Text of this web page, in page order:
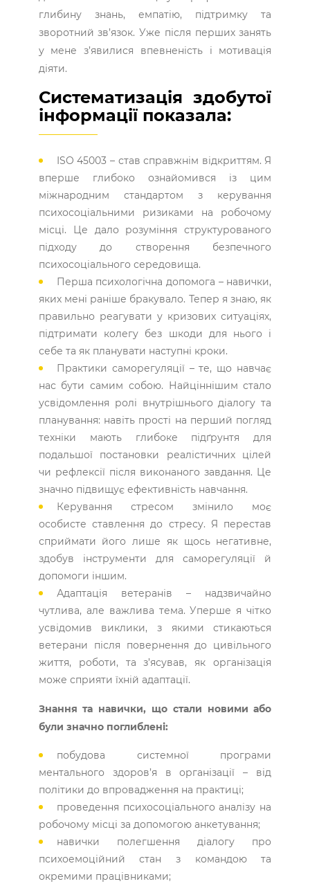
глибину знань, емпатію, підтримку та
зворотний зв’язок. Уже після перших занять
у мене з’явилися впевненість і мотивація
діяти.
Систематизація здобутої
інформації показала:
ISO 45003 – став справжнім відкриттям. Я
вперше глибоко ознайомився із цим
міжнародним стандартом з керування
психосоціальними ризиками на робочому
місці. Це дало розуміння структурованого
підходу до створення безпечного
психосоціального середовища.
Перша психологічна допомога – навички,
яких мені раніше бракувало. Тепер я знаю, як
правильно реагувати у кризових ситуаціях,
підтримати колегу без шкоди для нього і
себе та як планувати наступні кроки.
Практики саморегуляції – те, що навчає
нас бути самим собою. Найціннішим стало
усвідомлення ролі внутрішнього діалогу та
планування: навіть прості на перший погляд
техніки мають глибоке підґрунтя для
подальшої постановки реалістичних цілей
чи рефлексії після виконаного завдання. Це
значно підвищує ефективність навчання.
Керування стресом змінило моє
особисте ставлення до стресу. Я перестав
сприймати його лише як щось негативне,
здобув інструменти для саморегуляції й
допомоги іншим.
Адаптація ветеранів – надзвичайно
чутлива, але важлива тема. Уперше я чітко
усвідомив виклики, з якими стикаються
ветерани після повернення до цивільного
життя, роботи, та з’ясував, як організація
може сприяти їхній адаптації.
Знання та навички, що стали новими або
були значно поглиблені:
побудова системної програми
ментального здоров’я в організації – від
політики до впровадження на практиці;
проведення психосоціального аналізу на
робочому місці за допомогою анкетування;
навички полегшення діалогу про
психоемоційний стан з командою та
окремими працівниками;